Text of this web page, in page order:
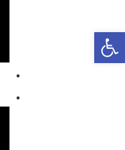
פתח סרגל נגישות